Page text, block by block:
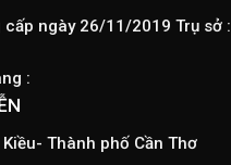
cấp ngày 26/11/2019 Trụ sở :
:
Thành phố Cần Thơ